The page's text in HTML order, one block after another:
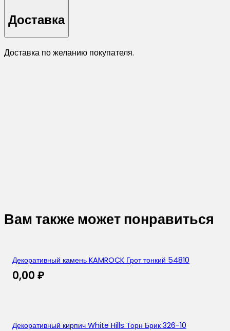
Доставка
Доставка по желанию покупателя.
Вам также может понравиться
Декоративный камень KAMROCK Грот тонкий 54810
0,00 ₽
Декоративный кирпич White Hills Торн Брик 326-10